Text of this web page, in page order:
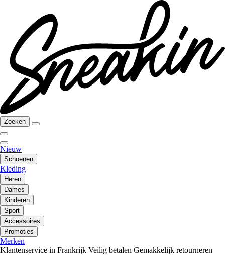
Zoeken
Nieuw
Schoenen
Kleding
Heren
Dames
Kinderen
Sport
Accessoires
Promoties
Merken
Klantenservice in Frankrijk Veilig betalen Gemakkelijk retourneren